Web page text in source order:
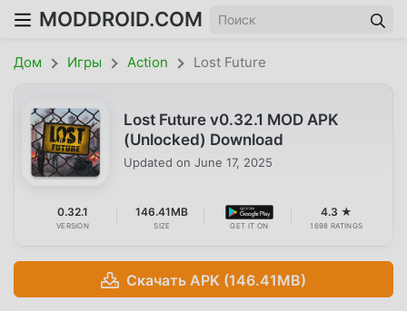
MODDROID.COM
Дом Игры Action Lost Future
Lost Future v0.32.1 MOD APK
(Unlocked) Download
Updated on June 17, 2025
0.32.1
VERSION
146.41MB
SIZE GET IT ON
4.3 ★
1698 RATINGS
Скачать APK (146.41MB)